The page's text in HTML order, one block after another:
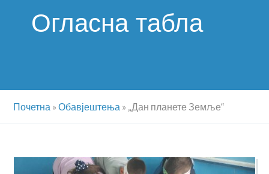
Огласна табла
Почетна »Обавјештења » „Дан планете Земље“